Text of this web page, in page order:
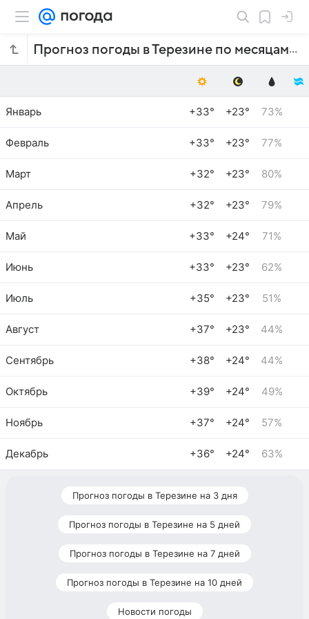
Прогноз погоды в Терезине по месяцам
Январь +33° +23° 73%
Февраль +33° +23° 77%
Март +32° +23° 80%
Апрель +32° +23° 79%
Май +33° +24° 71%
Июнь +33° +23° 62%
Июль +35° +23° 51%
Август +37° +23° 44%
Сентябрь +38° +24° 44%
Октябрь +39° +24° 49%
Ноябрь +37° +24° 57%
Декабрь +36° +24° 63%
Прогноз погоды в Терезине на 3 дня
Прогноз погоды в Терезине на 5 дней
Прогноз погоды в Терезине на 7 дней
Прогноз погоды в Терезине на 10 дней
Новости погоды